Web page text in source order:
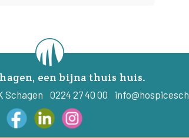
een bijna thuis huis.
Schagen 0224 27 40 00